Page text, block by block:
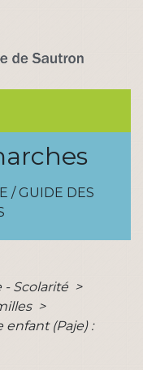
/ GUIDE DES
- Scolarité >
>
(Paje) :